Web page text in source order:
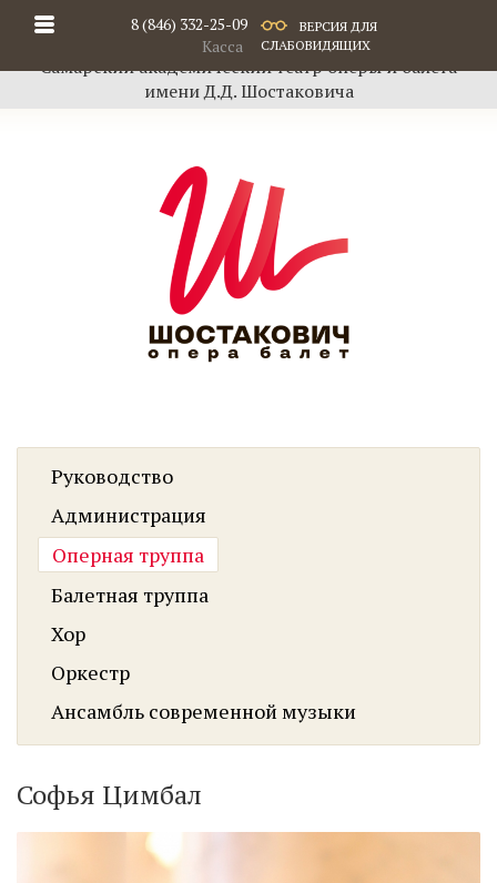
8 (846) 332-25-09
Касса
ВЕРСИЯ ДЛЯ
СЛАБОВИДЯЩИХ
Самарский академический театр оперы и балета
имени Д.Д. Шостаковича
Руководство
Администрация
Оперная труппа
Балетная труппа
Хор
Оркестр
Ансамбль современной музыки
Софья Цимбал